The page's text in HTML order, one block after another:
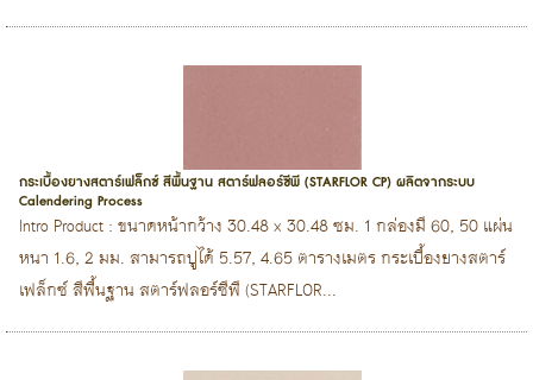
กระเบื้องยางสตาร์เฟล็กซ์ สีพื้นฐาน สตาร์ฟลอร์ซีพี (STARFLOR CP) ผลิตจากระบบ
Calendering Process
Intro Product : ขนาดหน้ากว้าง 30.48 x 30.48 ซม. 1 กล่องมี 60, 50 แผ่น
หนา 1.6, 2 มม. สามารถปูได้ 5.57, 4.65 ตารางเมตร กระเบื้องยางสตาร์
เฟล็กซ์ สีพื้นฐาน สตาร์ฟลอร์ซีพี (STARFLOR...